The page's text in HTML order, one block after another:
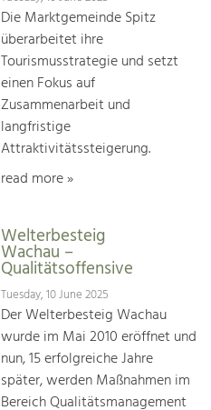
Die Marktgemeinde Spitz
überarbeitet ihre
Tourismusstrategie und setzt
einen Fokus auf
Zusammenarbeit und
langfristige
Attraktivitätssteigerung.
read more »
Welterbesteig
Wachau –
Qualitätsoffensive
Tuesday, 10 June 2025
Der Welterbesteig Wachau
wurde im Mai 2010 eröffnet und
nun, 15 erfolgreiche Jahre
später, werden Maßnahmen im
Bereich Qualitätsmanagement